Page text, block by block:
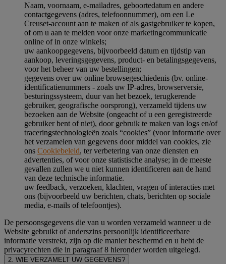
Naam, voornaam, e-mailadres, geboortedatum en andere
contactgegevens (adres, telefoonnummer), om een Le
Creuset-account aan te maken of als gastgebruiker te kopen,
of om u aan te melden voor onze marketingcommunicatie
online of in onze winkels;
uw aankoopgegevens, bijvoorbeeld datum en tijdstip van
aankoop, leveringsgegevens, product- en betalingsgegevens,
voor het beheer van uw bestellingen;
gegevens over uw online browsegeschiedenis (bv. online-
identificatienummers - zoals uw IP-adres, browserversie,
besturingssysteem, duur van het bezoek, terugkerende
gebruiker, geografische oorsprong), verzameld tijdens uw
bezoeken aan de Website (ongeacht of u een geregistreerde
gebruiker bent of niet), door gebruik te maken van logs en/of
traceringstechnologieën zoals “cookies” (voor informatie over
het verzamelen van gegevens door middel van cookies, zie
ons Cookiebeleid, ter verbetering van onze diensten en
advertenties, of voor onze statistische analyse; in de meeste
gevallen zullen we u niet kunnen identificeren aan de hand
van deze technische informatie.
uw feedback, verzoeken, klachten, vragen of interacties met
ons (bijvoorbeeld uw berichten, chats, berichten op sociale
media, e-mails of telefoontjes).
De persoonsgegevens die van u worden verzameld wanneer u de
Website gebruikt of anderszins persoonlijk identificeerbare
informatie verstrekt, zijn op die manier beschermd en u hebt de
privacyrechten die in paragraaf 8 hieronder worden uitgelegd.
2. WIE VERZAMELT UW GEGEVENS?